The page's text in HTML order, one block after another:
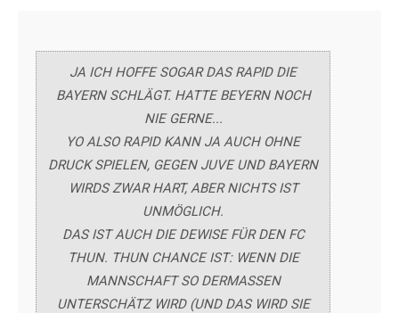
JA ICH HOFFE SOGAR DAS RAPID DIE
BAYERN SCHLÄGT. HATTE BEYERN NOCH
NIE GERNE...
YO ALSO RAPID KANN JA AUCH OHNE
DRUCK SPIELEN, GEGEN JUVE UND BAYERN
WIRDS ZWAR HART, ABER NICHTS IST
UNMÖGLICH.
DAS IST AUCH DIE DEWISE FÜR DEN FC
THUN. THUN CHANCE IST: WENN DIE
MANNSCHAFT SO DERMASSEN
UNTERSCHÄTZ WIRD (UND DAS WIRD SIE